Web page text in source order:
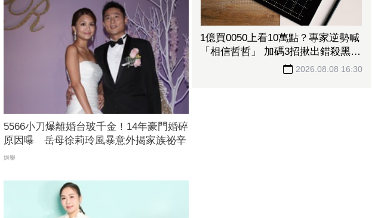
5566小刀爆離婚台玻千金！14年豪門婚碎
原因曝 岳母徐莉玲風暴意外揭家族祕辛
娛樂
1億買0050上看10萬點？專家逆勢喊
「相信哲哲」 加碼3招揪出錯殺黑馬
2026.08.08 16:30